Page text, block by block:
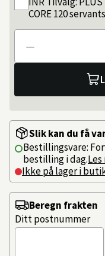
CORE 120
Antall
Slik kan du få
Bestillingsvare:
bestilling i dag.
Ikke på lager i
Beregn frakten
Ditt postnummer